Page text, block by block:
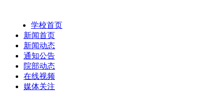
学校首页
新闻首页
新闻动态
通知公告
院部动态
在线视频
媒体关注